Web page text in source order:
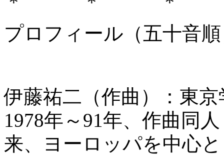
プロフィール（五十音
伊藤祐二（作曲）：東
1978年～91年、作曲同
来、ヨーロッパを中心